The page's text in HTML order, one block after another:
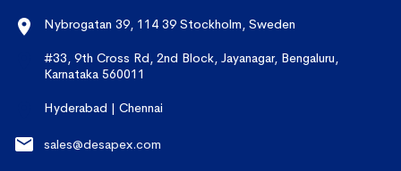
Nybrogatan 39, 114 39 Stockholm, Sweden
#33, 9th Cross Rd, 2nd Block, Jayanagar, Bengaluru,
Karnataka 560011
Hyderabad | Chennai
sales@desapex.com